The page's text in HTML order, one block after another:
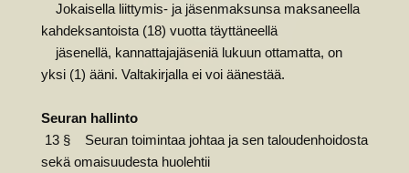
Jokaisella liittymis- ja jäsenmaksunsa maksaneella
kahdeksantoista (18) vuotta täyttäneellä
jäsenellä, kannattajajäseniä lukuun ottamatta, on
yksi (1) ääni. Valtakirjalla ei voi äänestää.
Seuran hallinto
13 § Seuran toimintaa johtaa ja sen taloudenhoidosta
sekä omaisuudesta huolehtii